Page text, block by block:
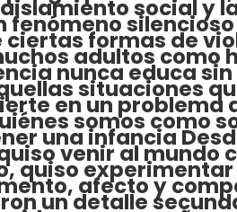
social y
fenómeno
formas de
adultos como
nunca educa
situaciones
en un problema
somos como
una infancia
venir al mundo
quiso
afecto y
un detalle